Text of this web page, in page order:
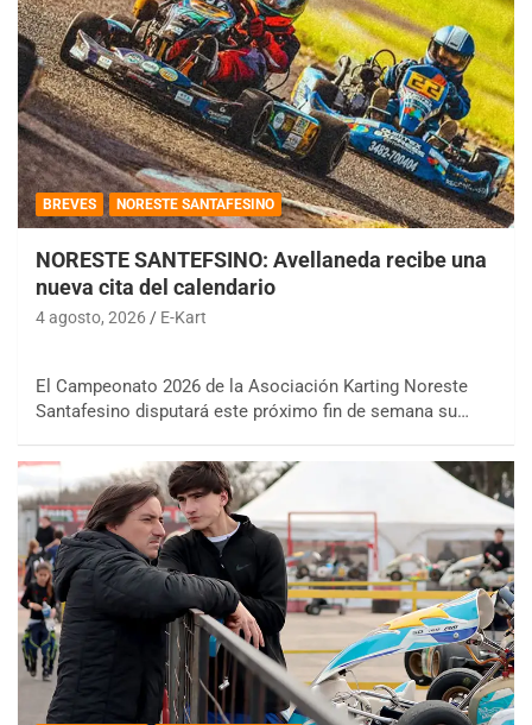
BREVES NORESTE SANTAFESINO
NORESTE SANTEFSINO: Avellaneda recibe una
nueva cita del calendario
4 agosto, 2026 E-Kart
El Campeonato 2026 de la Asociación Karting Noreste
Santafesino disputará este próximo fin de semana su…